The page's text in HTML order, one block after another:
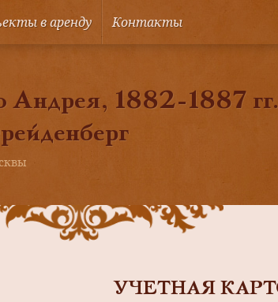
в аренду Контакты
Андрея, 1882-1887
УЧЕТНАЯ